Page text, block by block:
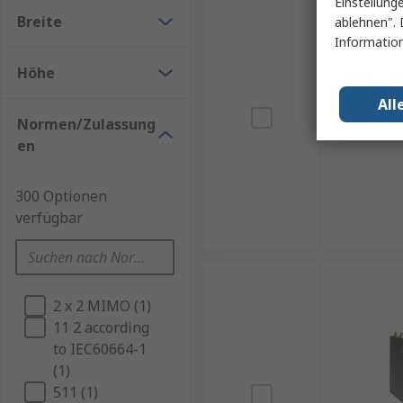
Breite
Höhe
Normen/Zulassung
en
300 Optionen
verfügbar
2 x 2 MIMO (1)
11 2 according
to IEC60664-1
(1)
511 (1)
ablehnen".